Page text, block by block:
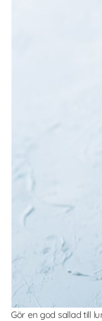
Gör en god sallad till